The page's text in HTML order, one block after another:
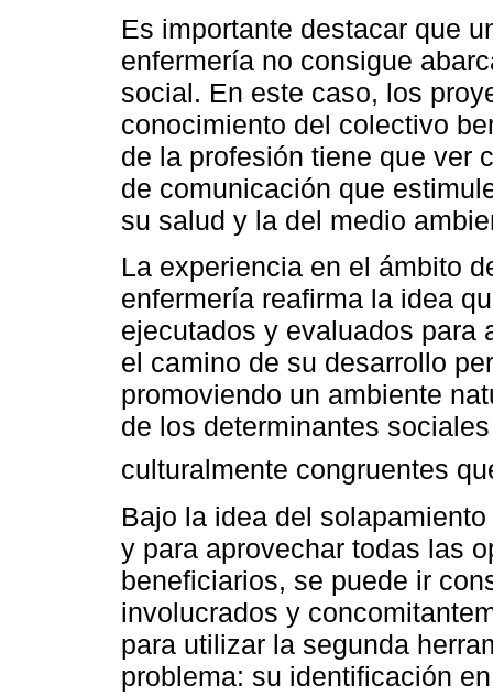
Es importante destacar que
enfermería no consigue
social. En este caso, los
conocimiento del colectivo
de la profesión tiene que ver
de comunicación que
su salud y la del medio
La experiencia en el ámbito
enfermería reafirma la idea
ejecutados y evaluados para
el camino de su desarrollo
promoviendo un ambiente
de los determinantes
culturalmente congruentes
Bajo la idea del
y para aprovechar todas las
beneficiarios, se puede ir
involucrados y
para utilizar la segunda
problema: su identificación